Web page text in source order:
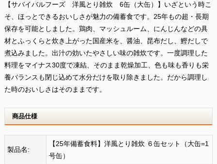
【サバイバルフーズ 洋風とり雑炊 6缶（大缶）】いざという時こ
そ、ほっとできるおいしさが魅力の備蓄食です。25年もの超・長期
保存を可能としました。鶏肉、マッシュルーム、にんじんなどの具
材とふっくらと炊き上がった国産米を、醤油、昆布だし、鰹だしで
煮込みました。出汁の効いたやさしい味の雑炊です。一度調理した
料理をマイナス30度で凍結、そのまま乾燥加工、色も味も香りも栄
養バランスも閉じ込めて水分だけを取り除きました。だから調理し
た時のおいしさはそのままです。
商品仕様
製品名:
【25年備蓄食料】洋風とり雑炊 ６缶セット（大缶=1
号缶）